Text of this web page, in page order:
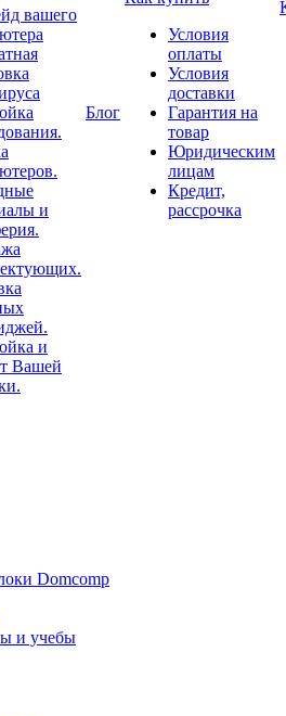
вашего
и
и
Вашей
Блог
Условия
оплаты
Условия
доставки
Гарантия на
товар
Юридическим
лицам
Кредит,
рассрочка
Domcomp
и учебы